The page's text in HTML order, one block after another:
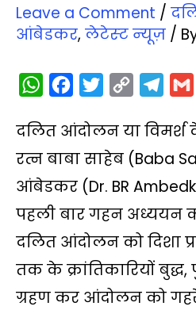
Leave a Comment /
आंबेडकर, लेटेस्‍ट न्‍यूज़ /
W
a
t
s
A
p
c
e
b
k
i
t
t
r
p
y
L
k
l
e
g
m
i
l
दलित आंदोलन या
रत्न बाबा साहेब (Baba
आंबेडकर (Dr. BR
पहली बार गहन अध्ययन
दलित आंदोलन को दिशा
तक के क्रांतिकारियों
ग्रहण कर आंदोलन को